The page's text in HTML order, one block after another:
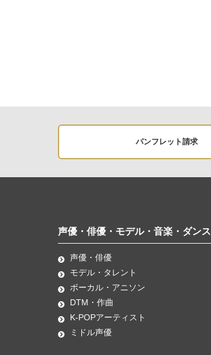
パンフレット請求
声優・俳優・モデル・音楽・ダンス
声優・俳優
モデル・タレント
ボーカル・アニソン
DTM・作曲
K-POPアーティスト
ミドル声優